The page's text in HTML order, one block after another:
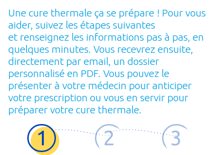
Une cure thermale ça se prépare ! Pour vous
aider, suivez les étapes suivantes
et renseignez les informations pas à pas, en
quelques minutes. Vous recevrez ensuite,
directement par email, un dossier
personnalisé en PDF. Vous pouvez le
présenter à votre médecin pour anticiper
votre prescription ou vous en servir pour
préparer votre cure thermale.
1 2 3